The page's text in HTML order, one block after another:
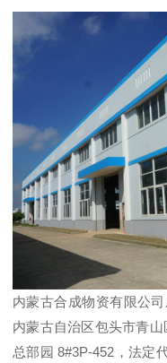
内蒙古合成物资有限公
内蒙古自治区包头市青
总部园 8#3P-452，法定